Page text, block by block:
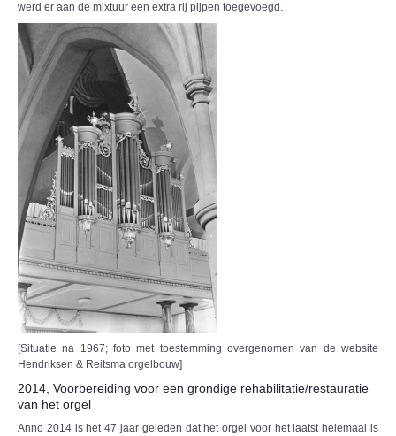
werd er aan de mixtuur een extra rij pijpen toegevoegd.
[Situatie na 1967; foto met toestemming overgenomen van de website
Hendriksen & Reitsma orgelbouw]
2014, Voorbereiding voor een grondige rehabilitatie/restauratie
van het orgel
Anno 2014 is het 47 jaar geleden dat het orgel voor het laatst helemaal is